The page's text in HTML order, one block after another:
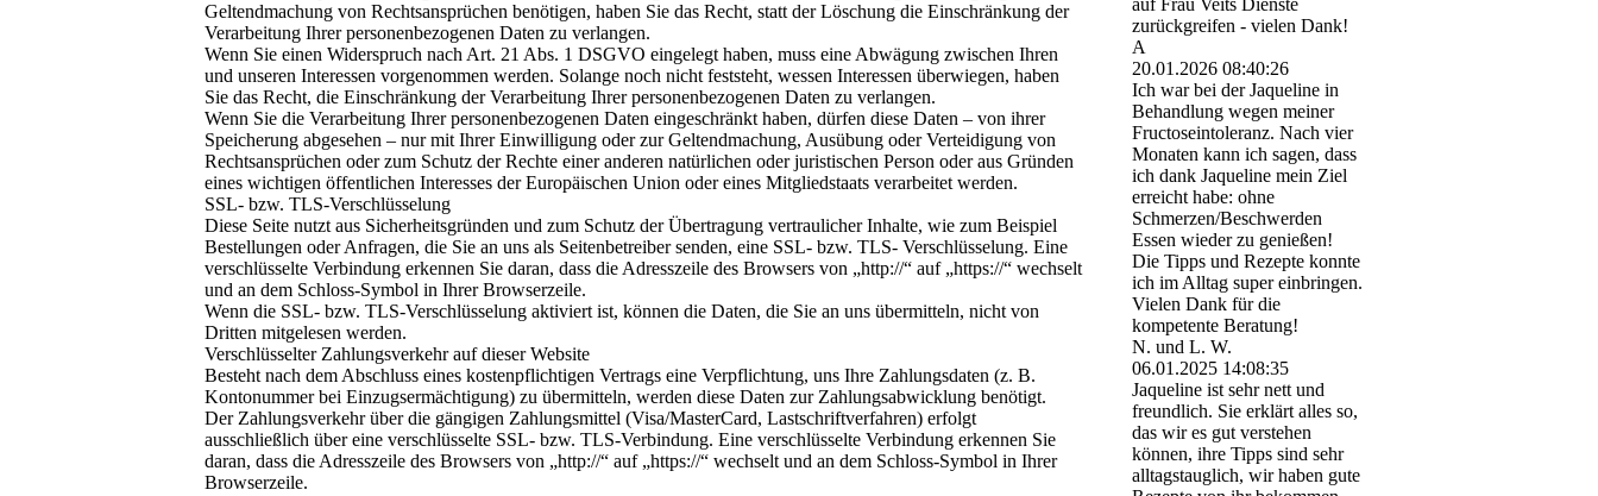
Geltendmachung von Rechtsansprüchen benötigen, haben Sie das Recht, statt der Löschung die Einschränkung der
Verarbeitung Ihrer personenbezogenen Daten zu verlangen.
Wenn Sie einen Widerspruch nach Art. 21 Abs. 1 DSGVO eingelegt haben, muss eine Abwägung zwischen Ihren
und unseren Interessen vorgenommen werden. Solange noch nicht feststeht, wessen Interessen überwiegen, haben
Sie das Recht, die Einschränkung der Verarbeitung Ihrer personenbezogenen Daten zu verlangen.
Wenn Sie die Verarbeitung Ihrer personenbezogenen Daten eingeschränkt haben, dürfen diese Daten – von ihrer
Speicherung abgesehen – nur mit Ihrer Einwilligung oder zur Geltendmachung, Ausübung oder Verteidigung von
Rechtsansprüchen oder zum Schutz der Rechte einer anderen natürlichen oder juristischen Person oder aus Gründen
eines wichtigen öffentlichen Interesses der Europäischen Union oder eines Mitgliedstaats verarbeitet werden.
SSL- bzw. TLS-Verschlüsselung
Diese Seite nutzt aus Sicherheitsgründen und zum Schutz der Übertragung vertraulicher Inhalte, wie zum Beispiel
Bestellungen oder Anfragen, die Sie an uns als Seitenbetreiber senden, eine SSL- bzw. TLS- Verschlüsselung. Eine
verschlüsselte Verbindung erkennen Sie daran, dass die Adresszeile des Browsers von „http://“ auf „https://“ wechselt
und an dem Schloss-Symbol in Ihrer Browserzeile.
Wenn die SSL- bzw. TLS-Verschlüsselung aktiviert ist, können die Daten, die Sie an uns übermitteln, nicht von
Dritten mitgelesen werden.
Verschlüsselter Zahlungsverkehr auf dieser Website
Besteht nach dem Abschluss eines kostenpflichtigen Vertrags eine Verpflichtung, uns Ihre Zahlungsdaten (z. B.
Kontonummer bei Einzugsermächtigung) zu übermitteln, werden diese Daten zur Zahlungsabwicklung benötigt.
Der Zahlungsverkehr über die gängigen Zahlungsmittel (Visa/MasterCard, Lastschriftverfahren) erfolgt
ausschließlich über eine verschlüsselte SSL- bzw. TLS-Verbindung. Eine verschlüsselte Verbindung erkennen Sie
daran, dass die Adresszeile des Browsers von „http://“ auf „https://“ wechselt und an dem Schloss-Symbol in Ihrer
Browserzeile.
zurückgreifen - vielen Dank!
A
20.01.2026 08:40:26
Ich war bei der Jaqueline in
Behandlung wegen meiner
Fructoseintoleranz. Nach vier
Monaten kann ich sagen, dass
ich dank Jaqueline mein Ziel
erreicht habe: ohne
Schmerzen/Beschwerden
Essen wieder zu genießen!
Die Tipps und Rezepte konnte
ich im Alltag super einbringen.
Vielen Dank für die
kompetente Beratung!
N. und L. W.
06.01.2025 14:08:35
Jaqueline ist sehr nett und
freundlich. Sie erklärt alles so,
das wir es gut verstehen
können, ihre Tipps sind sehr
alltagstauglich, wir haben gute